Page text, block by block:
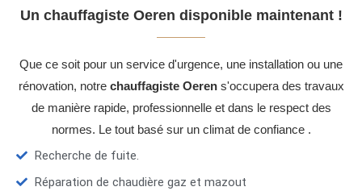
Un chauffagiste Oeren disponible maintenant !
Que ce soit pour un service d'urgence, une installation ou une
rénovation, notre chauffagiste Oerens'occupera des travaux
de manière rapide, professionnelle et dans le respect des
normes. Le tout basé sur un climat de confiance .
Recherche de fuite.
Réparation de chaudière gaz et mazout